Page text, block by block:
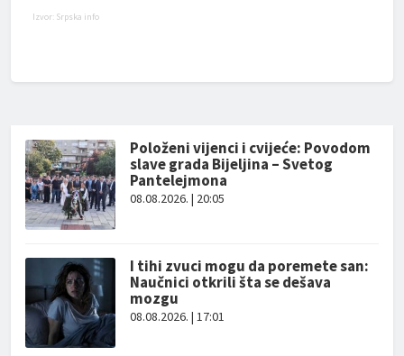
Izvor: Srpska info
Položeni vijenci i cvijeće: Povodom
slave grada Bijeljina – Svetog
Pantelejmona
08.08.2026. | 20:05
I tihi zvuci mogu da poremete san:
Naučnici otkrili šta se dešava
mozgu
08.08.2026. | 17:01